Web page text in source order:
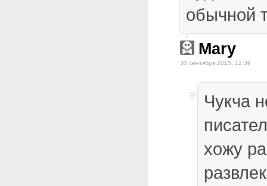
обычной
Mary
30 сентября 2015, 12:39
Чукча
хожу